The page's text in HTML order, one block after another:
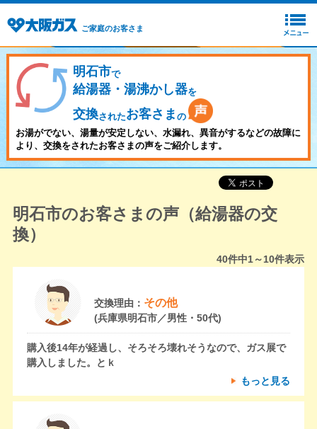
ご家庭のお客さま
明石市で
給湯器・湯沸かし器を
交換されたお客さま の
お湯がでない、湯量が安定しない、水漏れ、異音がするなどの故障に
より、交換をされたお客さまの声をご紹介します。
明石市のお客さまの声（給湯器の交
換）
40件中1～10件表示
交換理由： その他
(兵庫県明石市／男性・50代)
購入後14年が経過し、そろそろ壊れそうなので、ガス展で
購入しました。とｋ
もっと見る